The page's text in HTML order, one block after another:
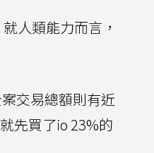
人類能力而言，
交易總額則有近
先買了io 23%的